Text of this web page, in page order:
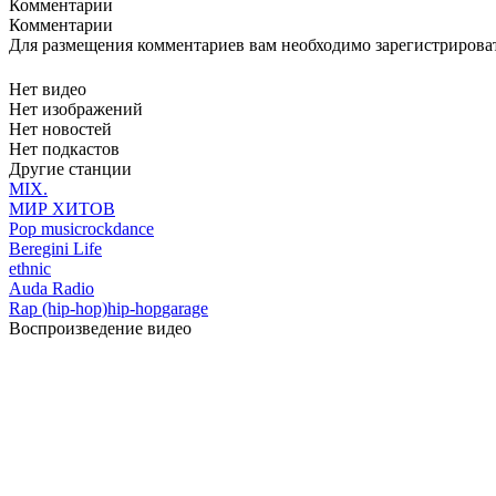
Комментарии
Комментарии
Для размещения комментариев вам необходимо
Нет видео
Нет изображений
Нет новостей
Нет подкастов
Другие станции
MIX.
МИР ХИТОВ
Pop musicrockdance
Beregini Life
ethnic
Auda Radio
Rap (hip-hop)hip-hopgarage
Воспроизведение видео